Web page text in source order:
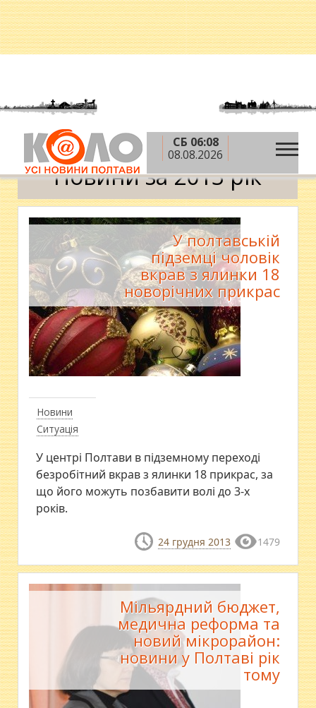
СБ 06:08
08.08.2026
Головна » 2013 рік Календар
Новини за 2013 рік
Новини
Ситуація
У полтавській
підземці чоловік
вкрав з ялинки 18
новорічних прикрас
У центрі Полтави в підземному переході
безробітний вкрав з ялинки 18 прикрас, за
що його можуть позбавити волі до 3-х
років.
24 грудня 2013 1479
Мільярдний бюджет,
медична реформа та
новий мікрорайон:
новини у Полтаві рік
тому